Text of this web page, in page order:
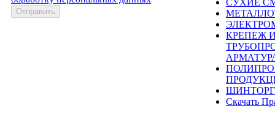
СУХИЕ
КРЕПЕЖ
ШИНТОРГ
Скачать